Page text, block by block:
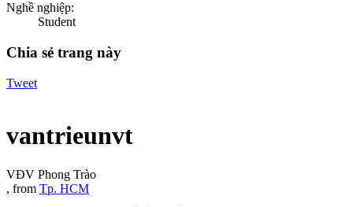
Nghề nghiệp:
Student
Chia sẻ trang này
Tweet
vantrieunvt
VĐV Phong Trào
, from Tp. HCM